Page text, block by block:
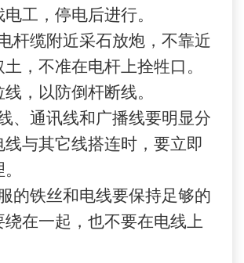
工，停电后进行。
杆缆附近采石放炮，不靠近
，不准在电杆上拴牲口。
，以防倒杆断线。
、通讯线和广播线要明显分
线与其它线搭连时，要立即
的铁丝和电线要保持足够的
绕在一起，也不要在电线上